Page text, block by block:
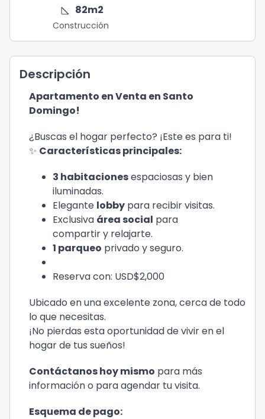
square_foot 82m2
Construcción
Descripción
Apartamento en Venta en Santo
Domingo!
¿Buscas el hogar perfecto? ¡Este es para ti!
✨ Características principales:
3 habitacionesespaciosas y bien
iluminadas.
Elegante lobby para recibir visitas.
Exclusiva área social para
compartir y relajarte.
1 parqueo privado y seguro.
Reserva con: USD$2,000
Ubicado en una excelente zona, cerca de todo
lo que necesitas.
¡No pierdas esta oportunidad de vivir en el
hogar de tus sueños!
Contáctanos hoy mismo para más
información o para agendar tu visita.
Esquema de pago: